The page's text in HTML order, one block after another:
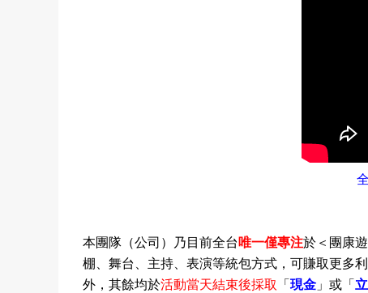
本團隊（公司）乃目前全台 唯一僅專注於＜團康
棚、舞台、主持、表演等統包方式，可賺取更多
外，其餘均於活動當天結束後採取 「 現金 」或「